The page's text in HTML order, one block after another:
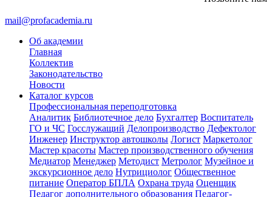
mail@profacademia.ru
Об академии
Главная
Коллектив
Законодательство
Новости
Каталог курсов
Профессиональная переподготовка
Аналитик Библиотечное дело Бухгалтер Воспитатель
ГО и ЧС Госслужащий Делопроизводство Дефектолог
Инженер Инструктор автошколы Логист Маркетолог
Мастер красоты Мастер производственного обучения
Медиатор Менеджер Методист Метролог Музейное и
экскурсионное дело Нутрициолог Общественное
питание Оператор БПЛА Охрана труда Оценщик
Педагог дополнительного образования Педагог-